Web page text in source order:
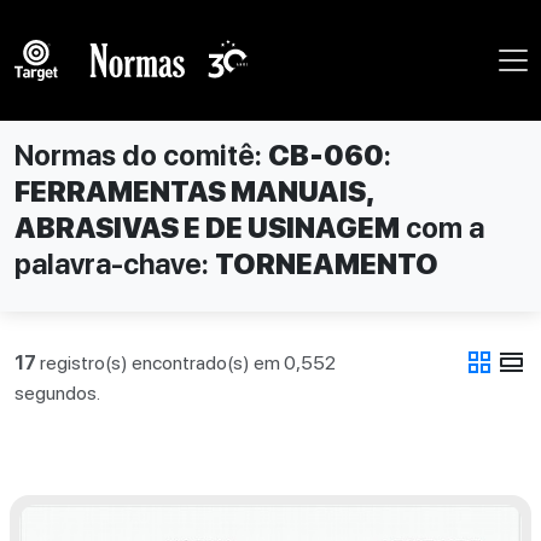
Normas do comitê: CB-060:
FERRAMENTAS MANUAIS,
ABRASIVAS E DE USINAGEM com a
palavra-chave: TORNEAMENTO
17 registro(s) encontrado(s) em 0,552
segundos.
grid_view view_day